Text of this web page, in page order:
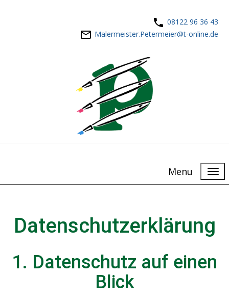
08122 96 36 43
Malermeister.Petermeier@t-online.de
Menu
Datenschutz­erklärung
1. Datenschutz auf einen
Blick